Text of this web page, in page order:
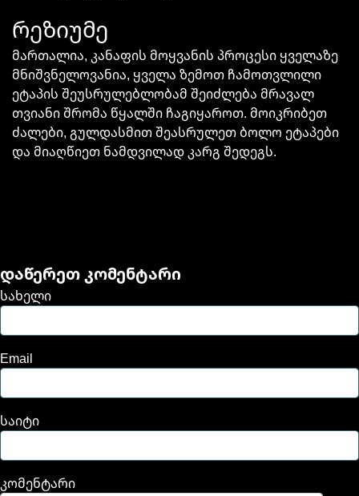
რეზიუმე
მართალია, კანაფის მოყვანის პროცესი ყველაზე
მნიშვნელოვანია, ყველა ზემოთ ჩამოთვლილი
ეტაპის შეუსრულებლობამ შეიძლება მრავალ
თვიანი შრომა წყალში ჩაგიყაროთ. მოიკრიბეთ
ძალები, გულდასმით შეასრულეთ ბოლო ეტაპები
და მიაღწიეთ ნამდვილად კარგ შედეგს.
დაწერეთ კომენტარი
სახელი
Email
საიტი
კომენტარი